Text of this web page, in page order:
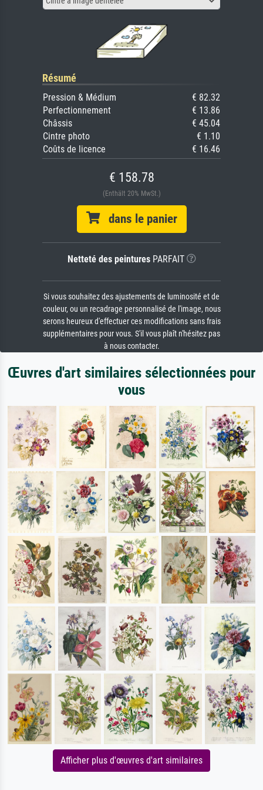
Résumé
Pression & Médium
€ 82.32
Perfectionnement
€ 13.86
Châssis
€ 45.04
Cintre photo
€ 1.10
Coûts de licence
€ 16.46
€ 158.78
(Enthält 20% MwSt.)
dans le panier
Netteté des peinturesPARFAIT
Si vous souhaitez des ajustements de luminosité et de
couleur, ou un recadrage personnalisé de l'image, nous
serons heureux d'effectuer ces modifications sans frais
supplémentaires pour vous. S'il vous plaît n'hésitez pas
à nous contacter.
Œuvres d'art similaires sélectionnées pour
vous
Afficher plus d'œuvres d'art similaires